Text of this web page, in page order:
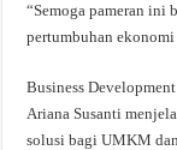
“Semoga pameran ini
pertumbuhan
Business
Ariana Susanti
solusi bagi UMKM